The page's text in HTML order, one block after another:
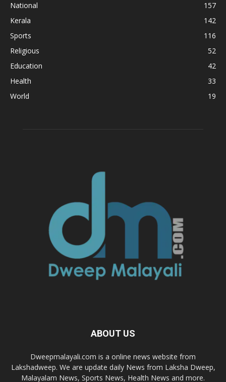
National
157
Kerala
142
Sports
116
Religious
52
Education
42
Health
33
World
19
ABOUT US
Dweepmalayali.com is a online news website from
Lakshadweep. We are update daily News from Laksha Dweep,
Malayalam News, Sports News, Health News and more.